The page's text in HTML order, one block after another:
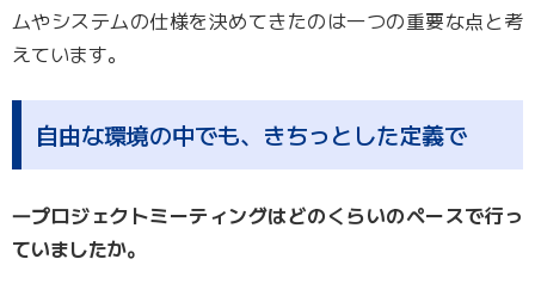
ムやシステムの仕様を決めてきたのは一つの重要な点と考
えています。
自由な環境の中でも、きちっとした定義で
―プロジェクトミーティングはどのくらいのペースで行っ
ていましたか。